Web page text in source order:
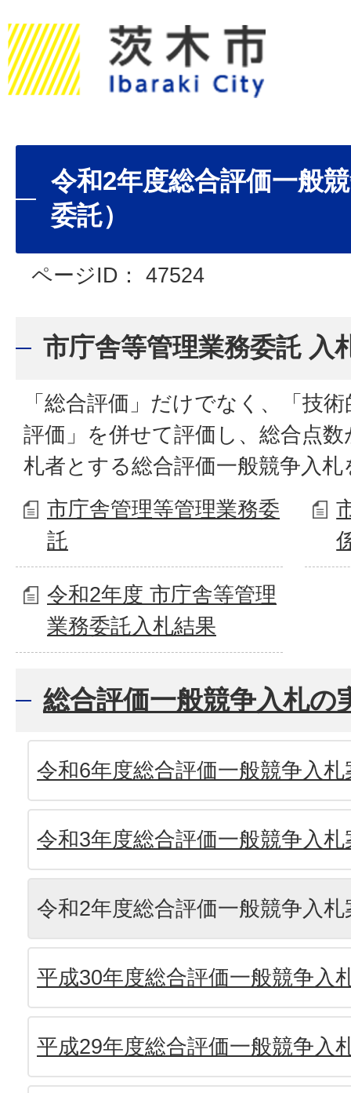
令和2年度総合評価一般
委託）
ページID： 47524
市庁舎等管理業務委託 入
「総合評価」だけでなく、「技
評価」を併せて評価し、総合点
札者とする総合評価一般競争入
市庁舎管理等管理業務委
託
令和2年度 市庁舎等管理
業務委託入札結果
総合評価一般競争入札の
令和6年度総合評価一般競争入
令和3年度総合評価一般競争入
令和2年度総合評価一般競争入
平成30年度総合評価一般競争入
平成29年度総合評価一般競争入